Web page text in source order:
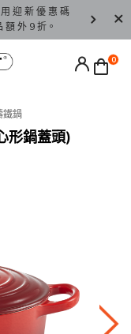
迎 新 優 惠 碼
額 外 9 折。
香 港 / 澳
0
鐵鍋
形鍋蓋頭)